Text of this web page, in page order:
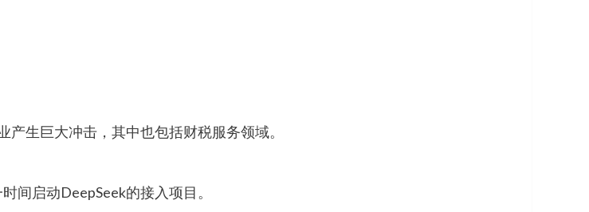
生巨大冲击，其中也包括财税服务领域。
间启动DeepSeek的接入项目。